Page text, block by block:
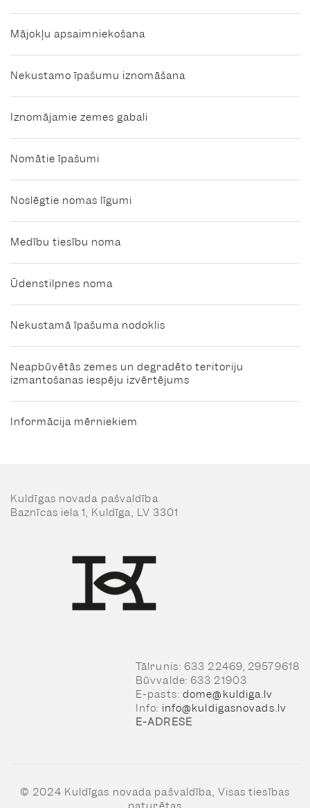
Mājokļu apsaimniekošana
Nekustamo īpašumu iznomāšana
Iznomājamie zemes gabali
Nomātie īpašumi
Noslēgtie nomas līgumi
Medību tiesību noma
Ūdenstilpnes noma
Nekustamā īpašuma nodoklis
Neapbūvētās zemes un degradēto teritoriju
izmantošanas iespēju izvērtējums
Informācija mērniekiem
Kuldīgas novada pašvaldība
Baznīcas iela 1, Kuldīga, LV 3301
Tālrunis: 633 22469, 29579618
Būvvalde: 633 21903
E-pasts: dome@kuldiga.lv
Info: info@kuldigasnovads.lv
E-ADRESE
© 2024 Kuldīgas novada pašvaldība, Visas tiesības